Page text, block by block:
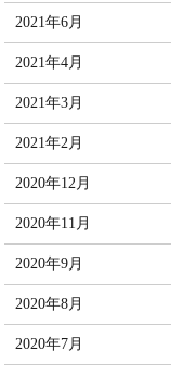
2021年6月
2021年4月
2021年3月
2021年2月
2020年12月
2020年11月
2020年9月
2020年8月
2020年7月